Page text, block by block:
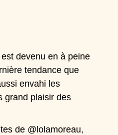
devenu en à peine
tendance que
envahi les
grand plaisir des
de @lolamoreau,